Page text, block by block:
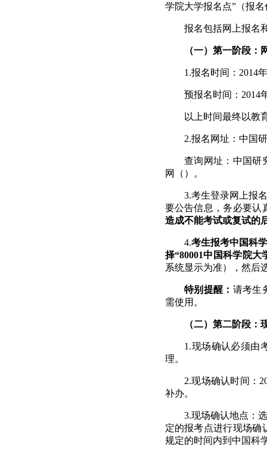
学院大学报名点”（报名
报名包括网上报名
（一）第一阶段：
1.报名时间： 2014年
预报名时间： 2014
以上时间最终以教
2.报名网址：中国
查询网址：中国研
网（）。
3.考生登录网上报
要公告信息，务必要认
造成不能考试或复试的
4.考生报考中国科
择“80001中国科学院大
系统显示为准），然后
特别提醒： 请考生
需使用。
（二）第二阶段：
1.现场确认必须由
理。
2.现场确认时间：
补办。
3.现场确认地点：
定的报考点进行现场确
规定的时间内到中国科